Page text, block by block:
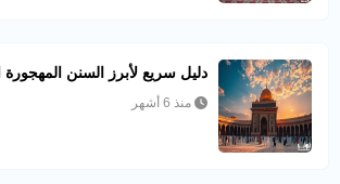
دليل سريع لأبرز السنن
منذ 6 أشهر